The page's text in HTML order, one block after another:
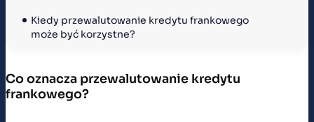
Kiedy przewalutowanie kredytu frankowego
może być korzystne?
Co oznacza przewalutowanie kredytu
frankowego?